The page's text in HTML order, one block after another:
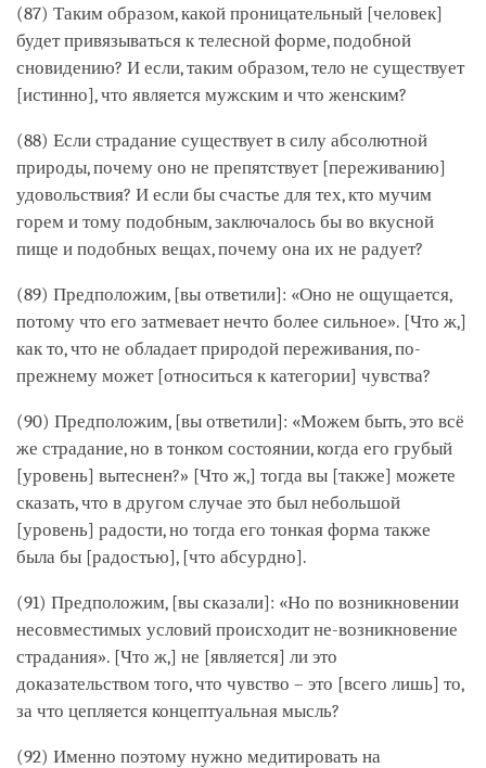
(87) Таким образом, какой проницательный [человек]
будет привязываться к телесной форме, подобной
сновидению? И если, таким образом, тело не существует
[истинно], что является мужским и что женским?
(88) Если страдание существует в силу абсолютной
природы, почему оно не препятствует [переживанию]
удовольствия? И если бы счастье для тех, кто мучим
горем и тому подобным, заключалось бы во вкусной
пище и подобных вещах, почему она их не радует?
(89) Предположим, [вы ответили]: «Оно не ощущается,
потому что его затмевает нечто более сильное». [Что ж,]
как то, что не обладает природой переживания, по-
прежнему может [относиться к категории] чувства?
(90) Предположим, [вы ответили]: «Можем быть, это всё
же страдание, но в тонком состоянии, когда его грубый
[уровень] вытеснен?» [Что ж,] тогда вы [также] можете
сказать, что в другом случае это был небольшой
[уровень] радости, но тогда его тонкая форма также
была бы [радостью], [что абсурдно].
(91) Предположим, [вы сказали]: «Но по возникновении
несовместимых условий происходит не-возникновение
страдания». [Что ж,] не [является] ли это
доказательством того, что чувство – это [всего лишь] то,
за что цепляется концептуальная мысль?
(92) Именно поэтому нужно медитировать на